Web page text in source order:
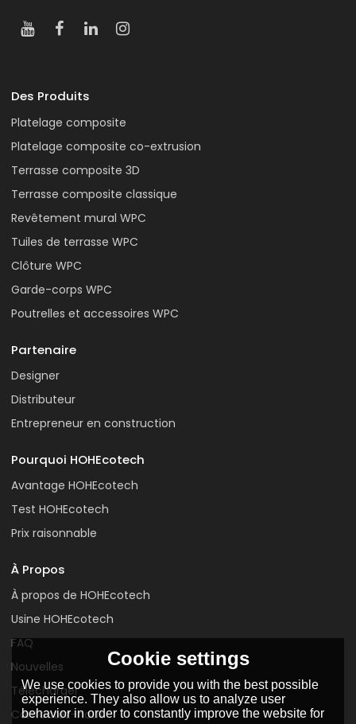
Des Produits
Platelage composite
Platelage composite co-extrusion
Terrasse composite 3D
Terrasse composite classique
Revêtement mural WPC
Tuiles de terrasse WPC
Clôture WPC
Garde-corps WPC
Poutrelles et accessoires WPC
Partenaire
Designer
Distributeur
Entrepreneur en construction
Pourquoi HOHEcotech
Avantage HOHEcotech
Test HOHEcotech
Prix raisonnable
À Propos
À propos de HOHEcotech
Usine HOHEcotech
FAQ
Nouvelles
Télécharger
Contactez-nous
Cookie settings
We use cookies to provide you with the best possible
experience. They also allow us to analyze user
behavior in order to constantly improve the website for